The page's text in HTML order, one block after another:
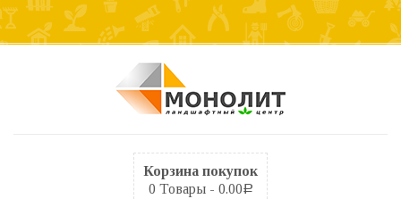
Корзина покупок
0 Товары - 0.00Р